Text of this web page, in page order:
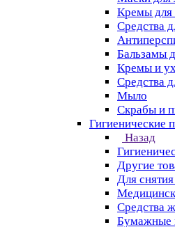
Кремы для
Средства
Бальзамы
Кремы и
Средства
Мыло
Скрабы и
Гигиенические
Назад
Другие
Для
Средства
Бумажные